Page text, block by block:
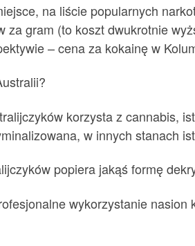
na liście popularnych
za gram (to koszt dwukrotnie
– cena za kokainę w
korzysta z cannabis,
w innych stanach
popiera jakąś formę
wykorzystanie